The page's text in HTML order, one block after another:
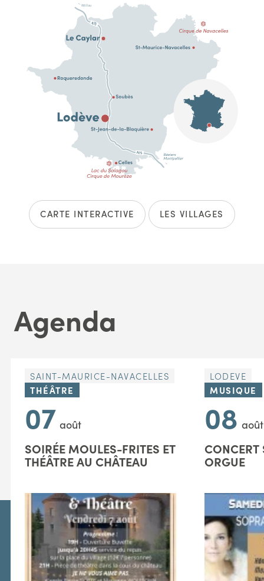
CARTE INTERACTIVE LES VILLAGES
Agenda
SAINT-MAURICE-NAVACELLES
THÉÂTRE
07 août
SOIRÉE MOULES-FRITES ET
THÉÂTRE AU CHÂTEAU
LODEVE
MUSIQUE
08 août
CONCERT
ORGUE